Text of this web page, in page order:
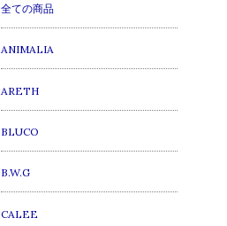
全ての商品
ANIMALIA
ARETH
BLUCO
B.W.G
CALEE